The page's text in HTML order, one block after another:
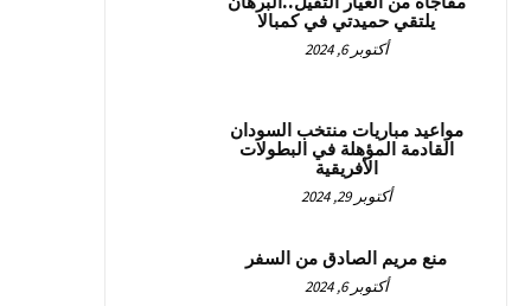
يلتقي حميدتي في كمبالا
أكتوبر 6, 2024
مواعيد مباريات منتخب السودان
القادمة المؤهلة في البطولات
الأفريقية
أكتوبر 29, 2024
منع مريم الصادق من السفر
أكتوبر 6, 2024